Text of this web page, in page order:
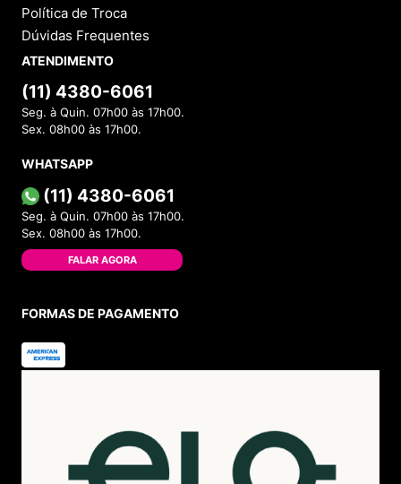
Política de Troca
Dúvidas Frequentes
ATENDIMENTO
(11) 4380-6061
Seg. à Quin. 07h00 às 17h00.
Sex. 08h00 às 17h00.
WHATSAPP
(11) 4380-6061
Seg. à Quin. 07h00 às 17h00.
Sex. 08h00 às 17h00.
FALAR AGORA
FORMAS DE PAGAMENTO